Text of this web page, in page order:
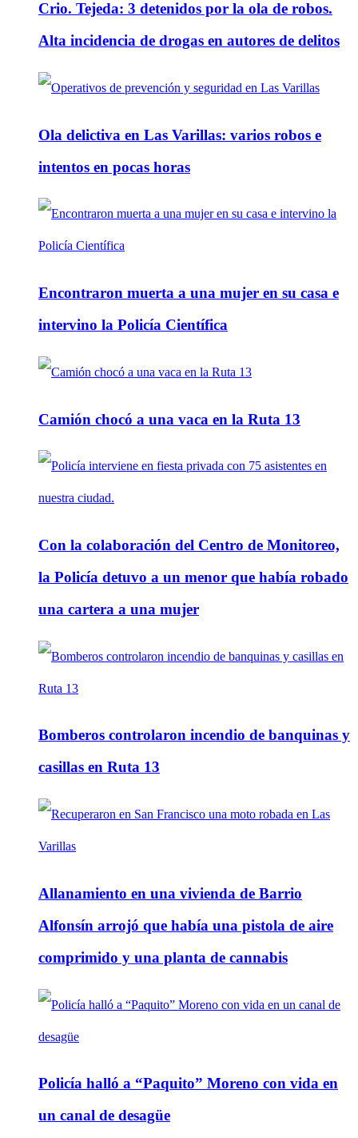
Crio. Tejeda: 3 detenidos por la ola de robos.
Alta incidencia de drogas en autores de delitos
Ola delictiva en Las Varillas: varios robos e
intentos en pocas horas
Encontraron muerta a una mujer en su casa e
intervino la Policía Científica
Camión chocó a una vaca en la Ruta 13
Con la colaboración del Centro de Monitoreo,
la Policía detuvo a un menor que había robado
una cartera a una mujer
Bomberos controlaron incendio de banquinas y
casillas en Ruta 13
Allanamiento en una vivienda de Barrio
Alfonsín arrojó que había una pistola de aire
comprimido y una planta de cannabis
Policía halló a “Paquito” Moreno con vida en
un canal de desagüe